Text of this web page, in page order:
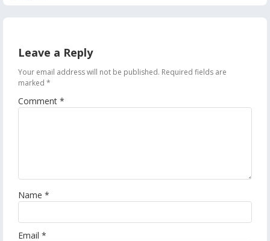
Leave a Reply
Your email address will not be published. Required fields are
marked *
Comment *
Name *
Email *